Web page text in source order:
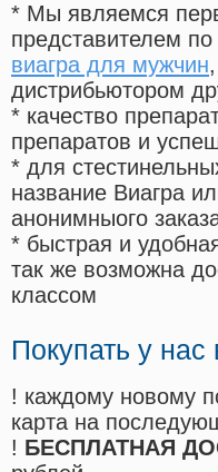
* Мы являемся
представителем
виагра для мужчин
дистрибьютором
* качество
препаратов и
* для
название Виагра
анонимныого
* быстрая и
так же возможна
классом
Покупать у нас
! каждому новому
карта на
! БЕСПЛАТНАЯ